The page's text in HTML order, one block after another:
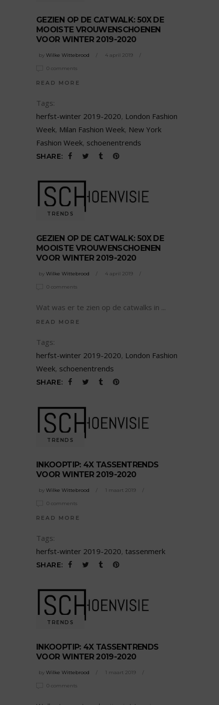
GEZIEN OP DE CATWALK: 50X DE
MOOISTE VROUWENSCHOENEN
VOOR WINTER 2019-2020
by Wilke Wittebrood 4 april 2019
0 comments
READ MORE
Tags:
herfst-winter 2019-2020, London Fashion
Week, Milan Fashion Week, New York
Fashion Week, schoenentrends
SHARE:
TRENDS
GEZIEN OP DE CATWALK: 50X DE
MOOISTE VROUWENSCHOENEN
VOOR WINTER 2019-2020
by Wilke Wittebrood 4 april 2019
0 comments
Wat was er te zien op de catwalks in
READ MORE
Tags:
herfst-winter 2019-2020, London Fashion
Week, schoenentrends
SHARE:
TRENDS
INKOOPTIP: 4X TASSENTRENDS
VOOR WINTER 2019-2020
by Wilke Wittebrood 1 maart 2019
0 comments
READ MORE
Tags:
herfst-winter 2019-2020, tassenmerk
SHARE:
TRENDS
INKOOPTIP: 4X TASSENTRENDS
VOOR WINTER 2019-2020
by Wilke Wittebrood 1 maart 2019
0 comments